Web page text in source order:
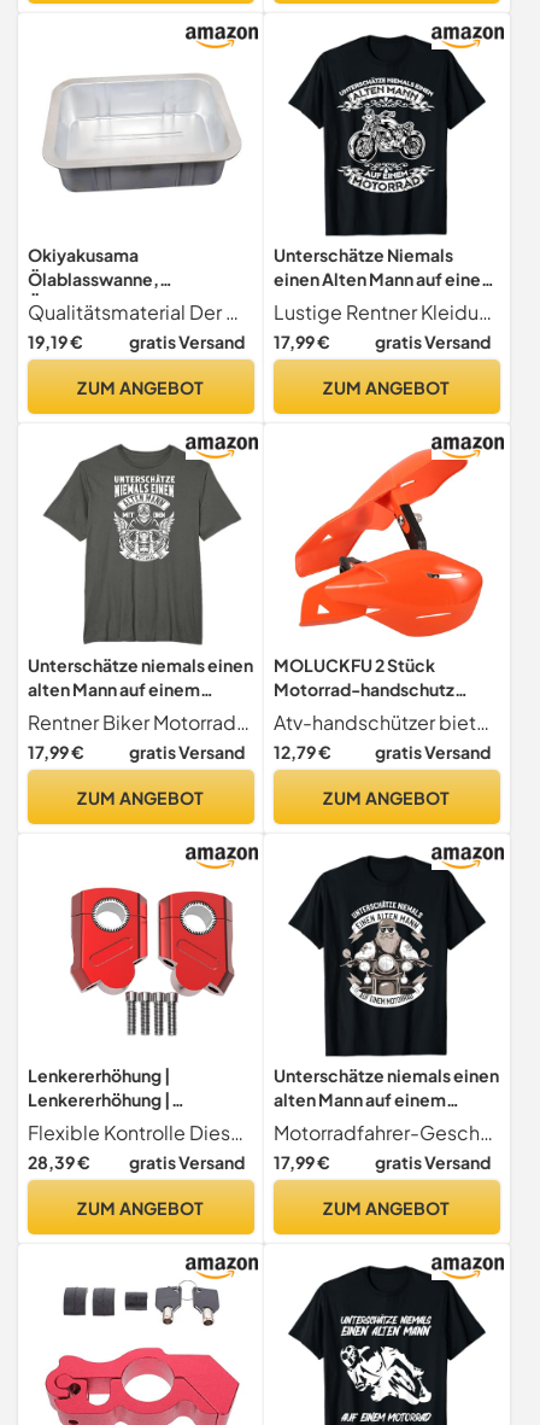
Okiyakusama
Ölablasswanne,
Ölwechselwanne,
auslaufsicherer
Abfalllager-
rechteckige
Motorradbedarf, Weiße
Qualitätsmaterial Der Ölwannenablauf besteht aus hochwertigem PP. Diese Ölwanne ist so konzipiert, dass sie starker Beanspruchung und Abnutzung standhält und eine langfristige Nutzung gewährleistet.
19,19 € gratis Versand
ZUM ANGEBOT
Unterschätze Niemals
einen Alten Mann auf einem
Motorrad T-Shirt
Lustige Rentner Kleidung
17,99 € gratis Versand
ZUM ANGEBOT
Unterschätze niemals einen
alten Mann auf einem
Motorrad T-Shirt
Rentner Biker Motorradfahrer Biker Opa
17,99 € gratis Versand
ZUM ANGEBOT
MOLUCKFU 2 Stück
Motorrad-handschutz
Windschutz Handschutz Für
Lenker Motorradzubehör
ATV-handschützer
Atv-handschützer bieten eine zusätzliche schutzschicht für ihre hände, sorgen für deren und minimieren verletzungen.
12,79 € gratis Versand
ZUM ANGEBOT
Lenkererhöhung |
Lenkererhöhung |
Sportzubehör für Damen
Herren Sportler
Jugendliche Familie
Motorradbedarf
Flexible Kontrolle Diese innovative Erhöhung minimiert Ermüdung, indem sie eine ergonomische Haltung fördert, die Steuerungsflexibilität verbessert und die Lenkerwinkel für optimale Fahrleistung verfeinert
28,39 € gratis Versand
ZUM ANGEBOT
Unterschätze niemals einen
alten Mann auf einem
Motorrad T-Shirt
Motorradfahrer-Geschenk für einen Biker-Opa
17,99 € gratis Versand
ZUM ANGEBOT